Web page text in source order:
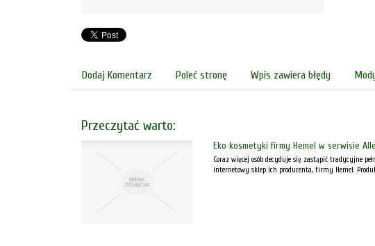
Dodaj Komentarz Poleć stronę Wpis zawiera błędy
Przeczytać warto:
Eko kosmetyki firmy Hemel w serwisie
Coraz więcej osób decyduje się zastąpić tradycyjne
internetowy sklep ich producenta, firmy Hemel.